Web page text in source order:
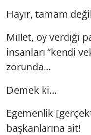
Hayır, tamam
Millet, oy verdiği
insanları “kendi
zorunda…
Demek ki…
Egemenlik
başkanlarına ait!